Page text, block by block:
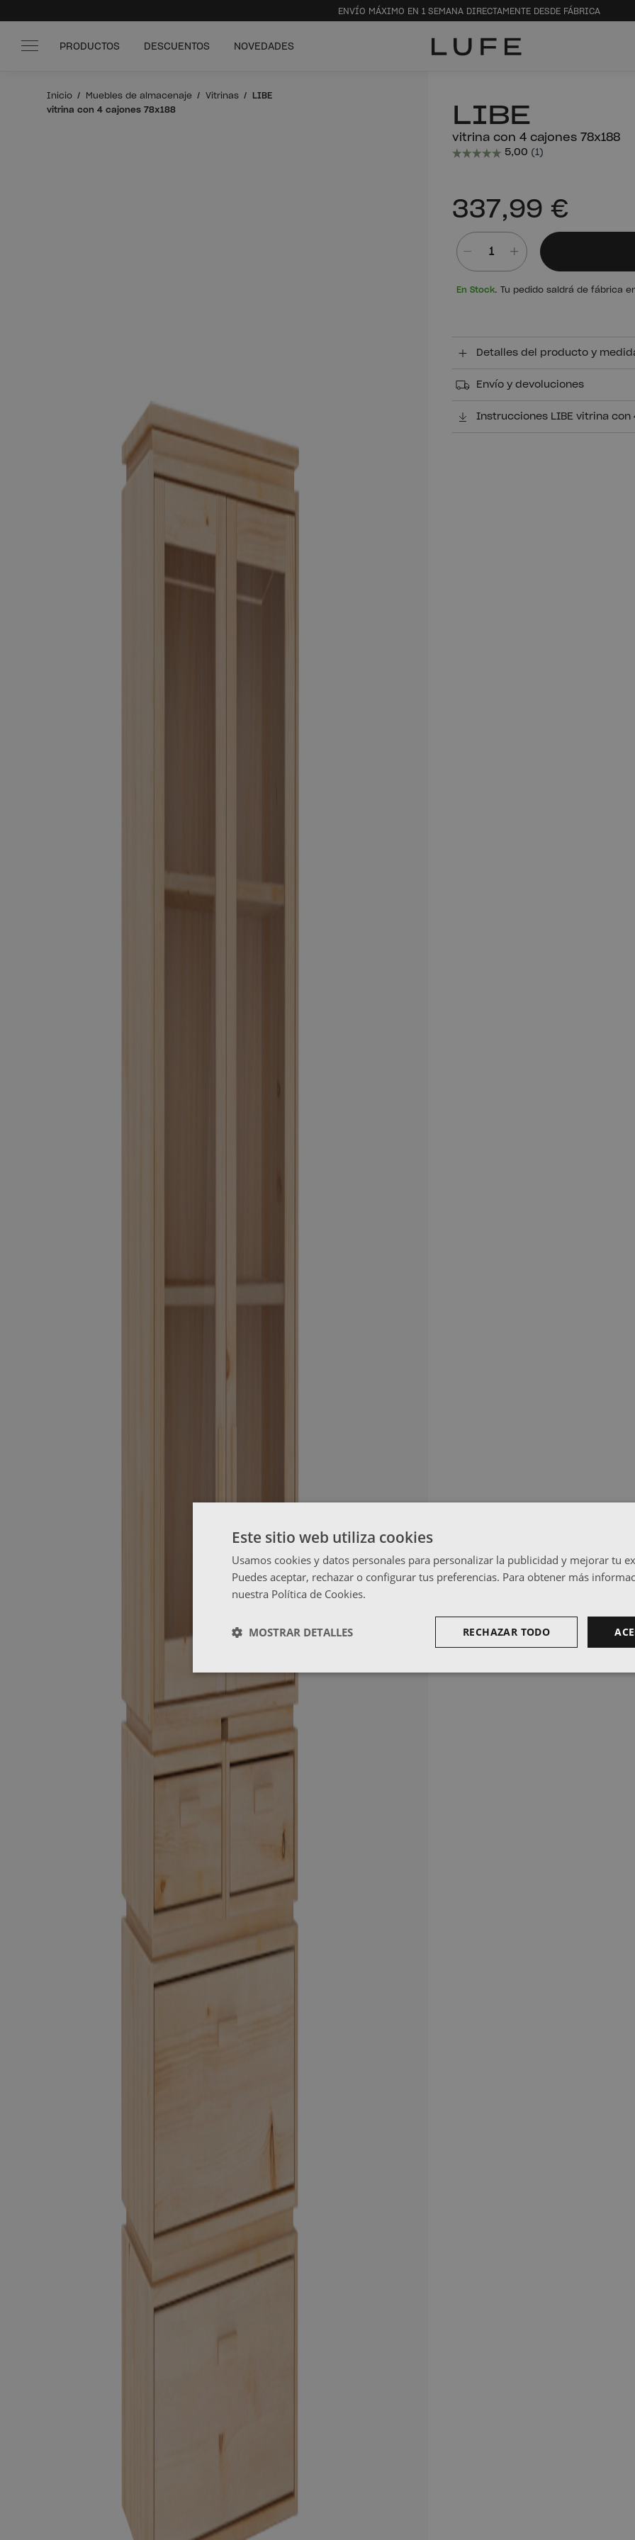
ENVÍO MÁXIMO EN 1 SEMANA DIRECTAMENTE DESDE FÁBRICA
PRODUCTOS DESCUENTOS NOVEDADES
Inicio Muebles de almacenaje Vitrinas
LIBE
vitrina con 4 cajones 78x188
LIBE
vitrina con 4 cajones 78x188
337,99 €
En Stock. Tu pedido saldrá de fábrica
Detalles del producto y
Envío y devoluciones
Instrucciones LIBE vitrina con
Este sitio web utiliza cookies
Usamos cookies y datos personales para personalizar la publicidad y mejorar tu
Puedes aceptar, rechazar o configurar tus preferencias. Para obtener más
nuestra Política de Cookies.
RECHAZAR TODO
MOSTRAR DETALLES